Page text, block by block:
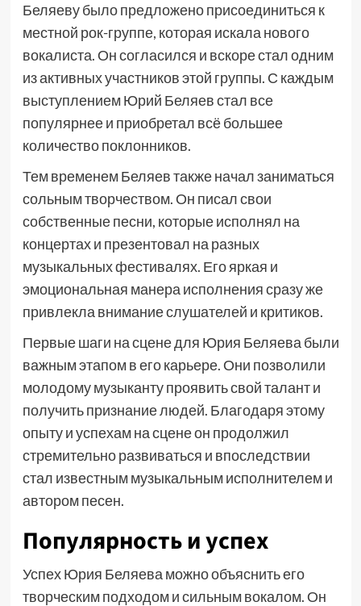
Беляеву было предложено присоединиться к
местной рок-группе, которая искала нового
вокалиста. Он согласился и вскоре стал одним
из активных участников этой группы. С каждым
выступлением Юрий Беляев стал все
популярнее и приобретал всё большее
количество поклонников.
Тем временем Беляев также начал заниматься
сольным творчеством. Он писал свои
собственные песни, которые исполнял на
концертах и презентовал на разных
музыкальных фестивалях. Его яркая и
эмоциональная манера исполнения сразу же
привлекла внимание слушателей и критиков.
Первые шаги на сцене для Юрия Беляева были
важным этапом в его карьере. Они позволили
молодому музыканту проявить свой талант и
получить признание людей. Благодаря этому
опыту и успехам на сцене он продолжил
стремительно развиваться и впоследствии
стал известным музыкальным исполнителем и
автором песен.
Популярность и успех
Успех Юрия Беляева можно объяснить его
творческим подходом и сильным вокалом. Он